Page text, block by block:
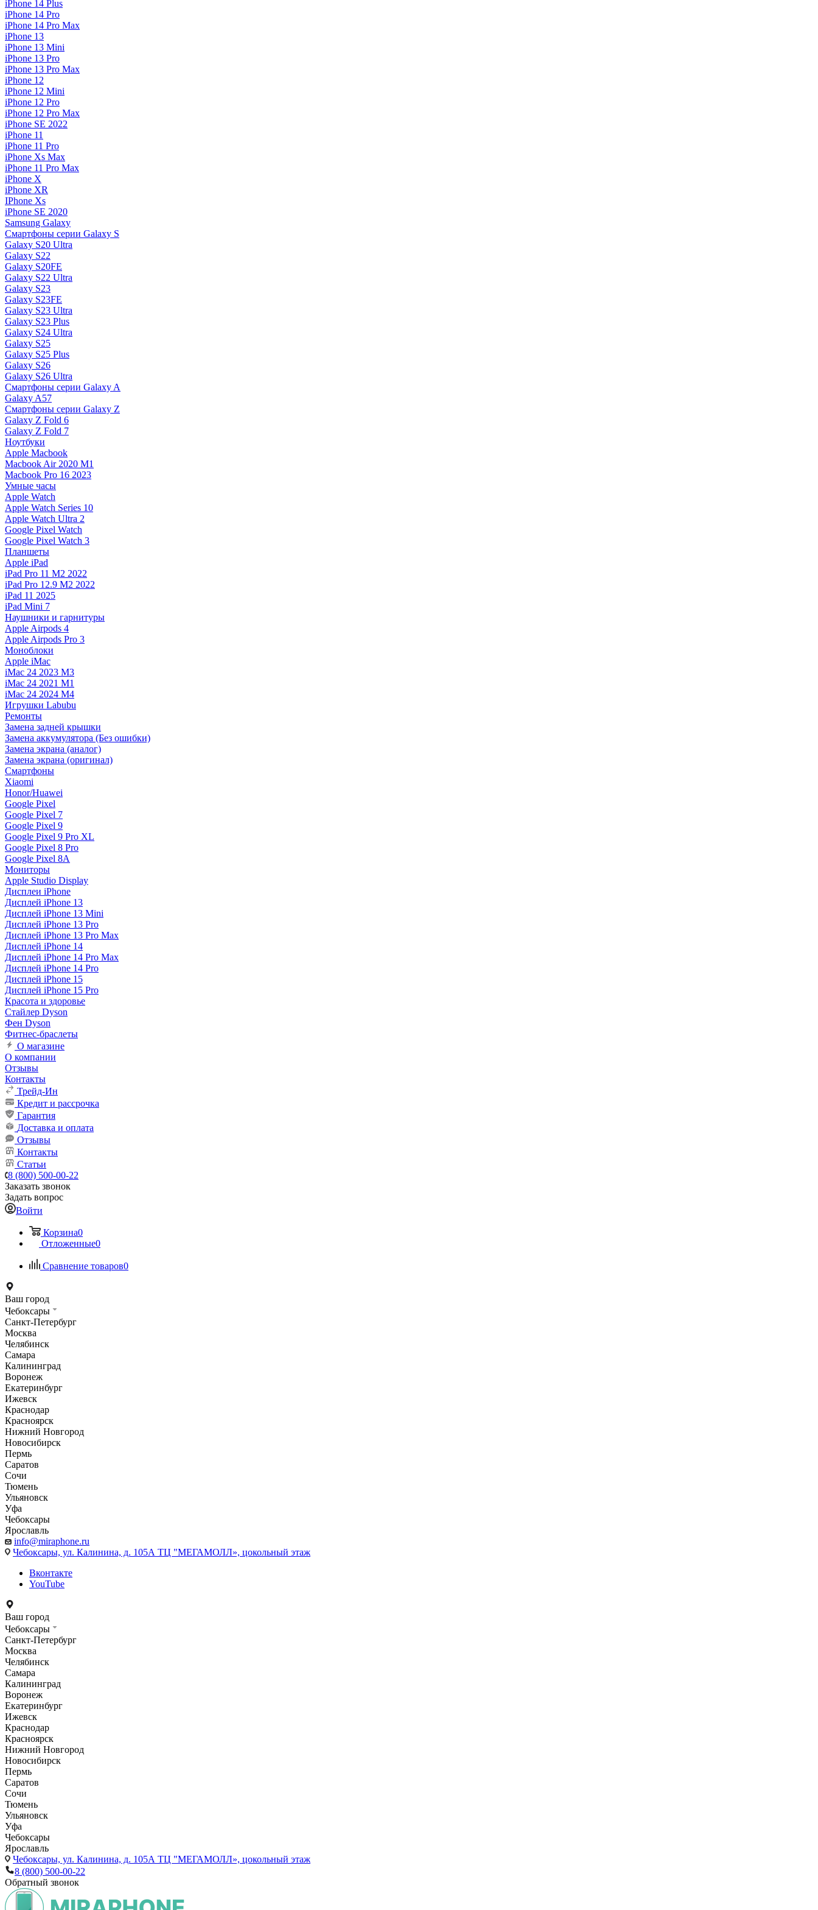
iPhone 14 Plus
iPhone 14 Pro
iPhone 14 Pro Max
iPhone 13
iPhone 13 Mini
iPhone 13 Pro
iPhone 13 Pro Max
iPhone 12
iPhone 12 Mini
iPhone 12 Pro
iPhone 12 Pro Max
iPhone SE 2022
iPhone 11
iPhone 11 Pro
iPhone Xs Max
iPhone 11 Pro Max
iPhone X
iPhone XR
IPhone Xs
iPhone SE 2020
Samsung Galaxy
Смартфоны серии Galaxy S
Galaxy S20 Ultra
Galaxy S22
Galaxy S20FE
Galaxy S22 Ultra
Galaxy S23
Galaxy S23FE
Galaxy S23 Ultra
Galaxy S23 Plus
Galaxy S24 Ultra
Galaxy S25
Galaxy S25 Plus
Galaxy S26
Galaxy S26 Ultra
Смартфоны серии Galaxy A
Galaxy A57
Смартфоны серии Galaxy Z
Galaxy Z Fold 6
Galaxy Z Fold 7
Ноутбуки
Apple Macbook
Macbook Air 2020 M1
Macbook Pro 16 2023
Умные часы
Apple Watch
Apple Watch Series 10
Apple Watch Ultra 2
Google Pixel Watch
Google Pixel Watch 3
Планшеты
Apple iPad
iPad Pro 11 M2 2022
iPad Pro 12.9 M2 2022
iPad 11 2025
iPad Mini 7
Наушники и гарнитуры
Apple Airpods 4
Apple Airpods Pro 3
Моноблоки
Apple iMac
iMac 24 2023 M3
iMac 24 2021 M1
iMac 24 2024 M4
Игрушки Labubu
Ремонты
Замена задней крышки
Замена аккумулятора (Без ошибки)
Замена экрана (аналог)
Замена экрана (оригинал)
Смартфоны
Xiaomi
Honor/Huawei
Google Pixel
Google Pixel 7
Google Pixel 9
Google Pixel 9 Pro XL
Google Pixel 8 Pro
Google Pixel 8A
Мониторы
Apple Studio Display
Дисплеи iPhone
Дисплей iPhone 13
Дисплей iPhone 13 Mini
Дисплей iPhone 13 Pro
Дисплей iPhone 13 Pro Max
Дисплей iPhone 14
Дисплей iPhone 14 Pro Max
Дисплей iPhone 14 Pro
Дисплей iPhone 15
Дисплей iPhone 15 Pro
Красота и здоровье
Стайлер Dyson
Фен Dyson
Фитнес-браслеты
О магазине
О компании
Отзывы
Контакты
Трейд-Ин
Кредит и рассрочка
Гарантия
Доставка и оплата
Отзывы
Контакты
Статьи
8 (800) 500-00-22
Заказать звонок
Задать вопрос
Войти
Корзина0
Отложенные0
Сравнение товаров0
Ваш город
Чебоксары
Санкт-Петербург
Москва
Челябинск
Самара
Калининград
Воронеж
Екатеринбург
Ижевск
Краснодар
Красноярск
Нижний Новгород
Новосибирск
Пермь
Саратов
Сочи
Тюмень
Ульяновск
Уфа
Чебоксары
Ярославль
info@miraphone.ru
Чебоксары, ул. Калинина, д. 105А ТЦ "МЕГАМОЛЛ», цокольный этаж
Вконтакте
YouTube
Ваш город
Чебоксары
Санкт-Петербург
Москва
Челябинск
Самара
Калининград
Воронеж
Екатеринбург
Ижевск
Краснодар
Красноярск
Нижний Новгород
Новосибирск
Пермь
Саратов
Сочи
Тюмень
Ульяновск
Уфа
Чебоксары
Ярославль
Чебоксары, ул. Калинина, д. 105А ТЦ "МЕГАМОЛЛ», цокольный этаж
8 (800) 500-00-22
Обратный звонок